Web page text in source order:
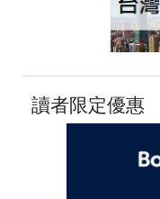
讀者限定優惠